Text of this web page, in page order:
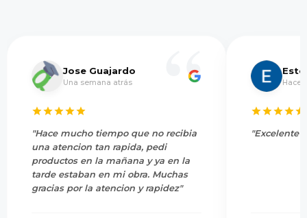
Jose Guajardo
Una semana atrás
"Hace mucho tiempo que no recibia
una atencion tan rapida, pedi
productos en la mañana y ya en la
tarde estaban en mi obra. Muchas
gracias por la atencion y rapidez"
Hace
"Excelente